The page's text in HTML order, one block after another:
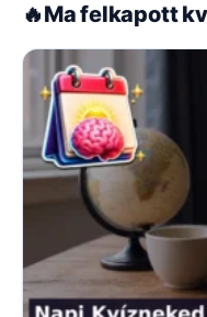
🔥Ma felkapott